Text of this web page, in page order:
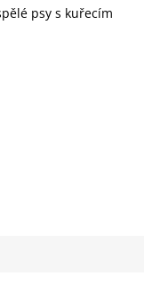
psy s kuřecím